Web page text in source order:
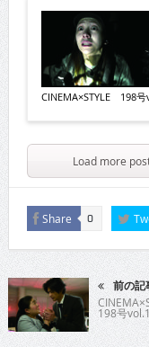
CINEMA×STYLE 198
Load more
Share 0
前の記
198号vol.1